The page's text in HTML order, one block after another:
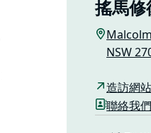
搖馬修
NSW
造訪網站
聯絡我們